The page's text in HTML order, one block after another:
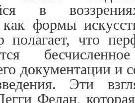
в
формы
полагает, что
документации и
Эти
Фелан,